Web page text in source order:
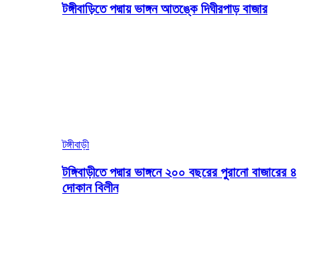
টঙ্গীবাড়িতে পদ্মায় ভাঙ্গন আতঙ্কে দিঘীরপাড় বাজার
টঙ্গীবাড়ী
টঙ্গিবাড়ীতে পদ্মার ভাঙ্গনে ২০০ বছরের পুরানো বাজারের ৪
দোকান বিলীন